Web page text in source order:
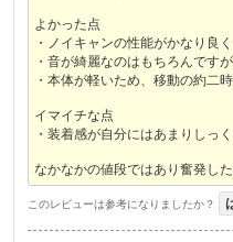
よかった点
・ノイキャンの性能がかなり良
・音が綺麗なのはもちろんです
・本体が軽いため、移動の約二
イマイチな点
・装着感が自分にはあまりしっ
なかなかの値段ではあり奮発し
このレビューは参考になりましたか？